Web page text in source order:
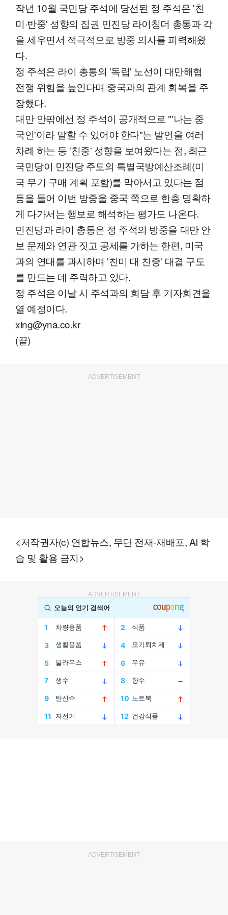
작년 10월 국민당 주석에 당선된 정 주석은 '친
미·반중' 성향의 집권 민진당 라이칭더 총통과 각
을 세우면서 적극적으로 방중 의사를 피력해왔
다.
정 주석은 라이 총통의 '독립' 노선이 대만해협
전쟁 위험을 높인다며 중국과의 관계 회복을 주
장했다.
대만 안팎에선 정 주석이 공개적으로 "'나는 중
국인'이라 말할 수 있어야 한다"는 발언을 여러
차례 하는 등 '친중' 성향을 보여왔다는 점, 최근
국민당이 민진당 주도의 특별국방예산조례(미
국 무기 구매 계획 포함)를 막아서고 있다는 점
등을 들어 이번 방중을 중국 쪽으로 한층 명확하
게 다가서는 행보로 해석하는 평가도 나온다.
민진당과 라이 총통은 정 주석의 방중을 대만 안
보 문제와 연관 짓고 공세를 가하는 한편, 미국
과의 연대를 과시하며 '친미 대 친중' 대결 구도
를 만드는 데 주력하고 있다.
정 주석은 이날 시 주석과의 회담 후 기자회견을
열 예정이다.
xing@yna.co.kr
(끝)
ADVERTISEMENT
<저작권자(c) 연합뉴스, 무단 전재-재배포, AI 학
습 및 활용 금지>
ADVERTISEMENT
ADVERTISEMENT